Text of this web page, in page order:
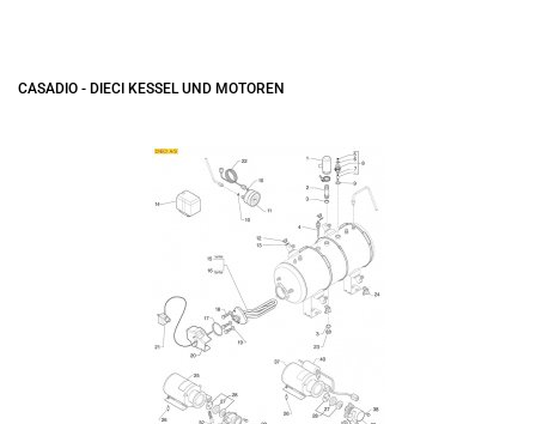
CASADIO - DIECI KESSEL UND MOTOREN